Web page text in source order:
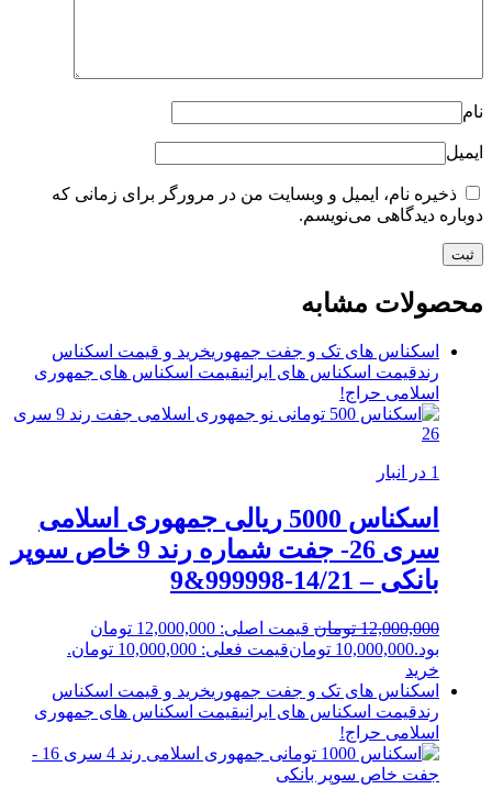
نام
ایمیل
ذخیره نام، ایمیل و وبسایت من در مرورگر برای زمانی که
دوباره دیدگاهی می‌نویسم.
محصولات مشابه
اسکناس های تک و جفت جمهوریخرید و قیمت اسکناس
رندقیمت اسکناس های ایرانیقیمت اسکناس های جمهوری
اسلامی حراج!
1 در انبار
اسکناس 5000 ریالی جمهوری اسلامی
سری 26- جفت شماره رند 9 خاص سوپر
بانکی – 14/21-999998&9
12,000,000 تومان
قیمت اصلی: 12,000,000 تومان
بود.10,000,000 تومانقیمت فعلی: 10,000,000 تومان.
خرید
اسکناس های تک و جفت جمهوریخرید و قیمت اسکناس
رندقیمت اسکناس های ایرانیقیمت اسکناس های جمهوری
اسلامی حراج!